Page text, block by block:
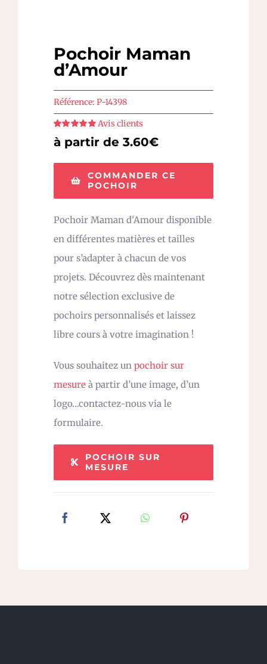
Pochoir Maman
d’Amour
Référence: P-14398
Note sur 5
Avis clients
à partir de 3.60€
COMMANDER CE
POCHOIR
Pochoir Maman d'Amour disponible
en différentes matières et tailles
pour s’adapter à chacun de vos
projets. Découvrez dès maintenant
notre sélection exclusive de
pochoirs personnalisés et laissez
libre cours à votre imagination !
Vous souhaitez un pochoir sur
mesure à partir d’une image, d’un
logo…contactez-nous via le
formulaire.
POCHOIR SUR
MESURE